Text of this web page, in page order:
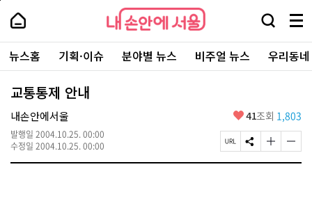
본
로
가
내
손
안
에
서
울
-
서
울
시
대
표
소
내
손
에
울
검
창
열
기
메
뉴
전
체
보
주
요
서
뉴스홈 기획·이슈 분야별 뉴스 비주얼 뉴스 우리동
교통통제 안내
내손안에서울
발행일 2004.10.25. 00:00
수정일 2004.10.25. 00:00
좋
요
41조회 1,803
페
이
S
N
글
자
글
자
페
상
단
로